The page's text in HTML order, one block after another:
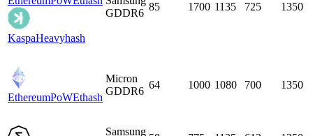
KaspaHeavyhash
GDDR6
85 1700 1135 725 1350
EthereumPoWEthash
Micron
GDDR6
64 1000 1080 700 1350
Samsung